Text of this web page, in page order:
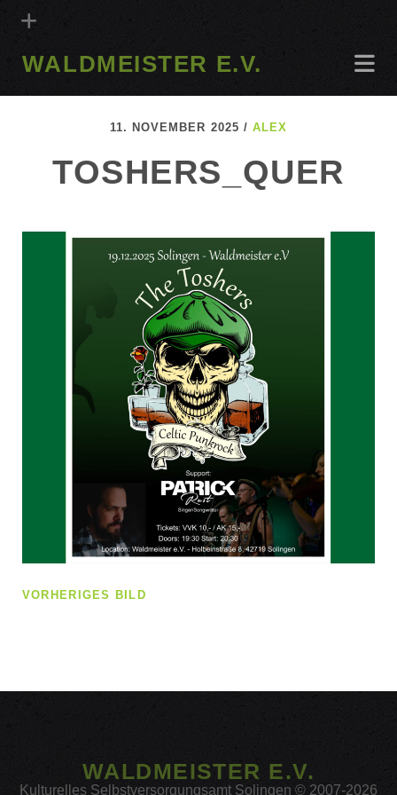
WALDMEISTER E.V.
11. NOVEMBER 2025 / ALEX
TOSHERS_QUER
VORHERIGES BILD
WALDMEISTER E.V.
Kulturelles Selbstversorgungsamt Solingen © 2007-2026